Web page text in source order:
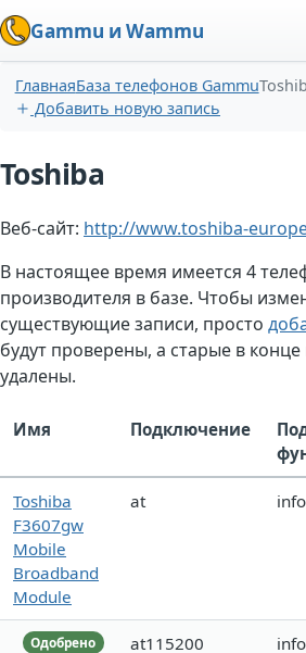
Gammu и Wammu
ГлавнаяБаза телефонов Gammu
Добавить новую запись
Toshiba
Веб-сайт: http://www.toshiba-
В настоящее время имеется 4
производителя в базе. Чтобы
существующие записи, просто
будут проверены, а старые в конце
удалены.
Имя Подключение
Toshiba
F3607gw
Mobile
Broadband
Module
at
Одобрено at115200